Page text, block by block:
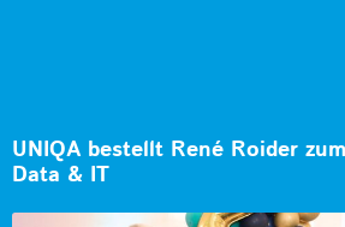
UNIQA bestellt René Roider
Data & IT